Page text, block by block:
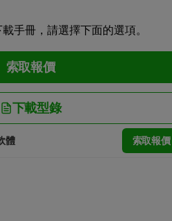
手冊，請選擇下面的選項。
索取報價
下載型錄
體 索取報價